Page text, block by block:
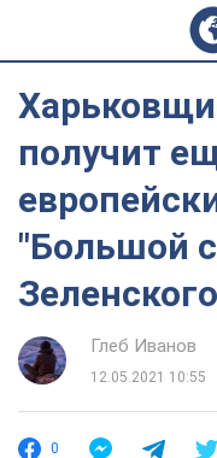
получит
"Большой
Зеленского
Глеб Иванов
12.05.2021 10:55
0